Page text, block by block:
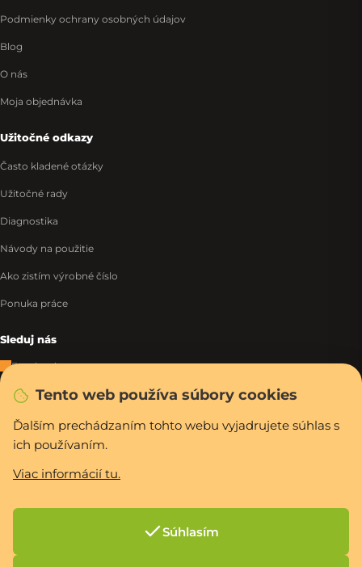
Tento web používa súbory cookies
Ďalším prechádzaním tohto webu vyjadrujete súhlas s
ich používaním.
Viac informácií tu.
Súhlasím
Podmienky ochrany osobných údajov
Blog
O nás
Moja objednávka
Užitočné odkazy
Často kladené otázky
Užitočné rady
Diagnostika
Návody na použitie
Ako zistím výrobné číslo
Ponuka práce
Sleduj nás
Facebook
Instagram
Tiktok
WhatsApp